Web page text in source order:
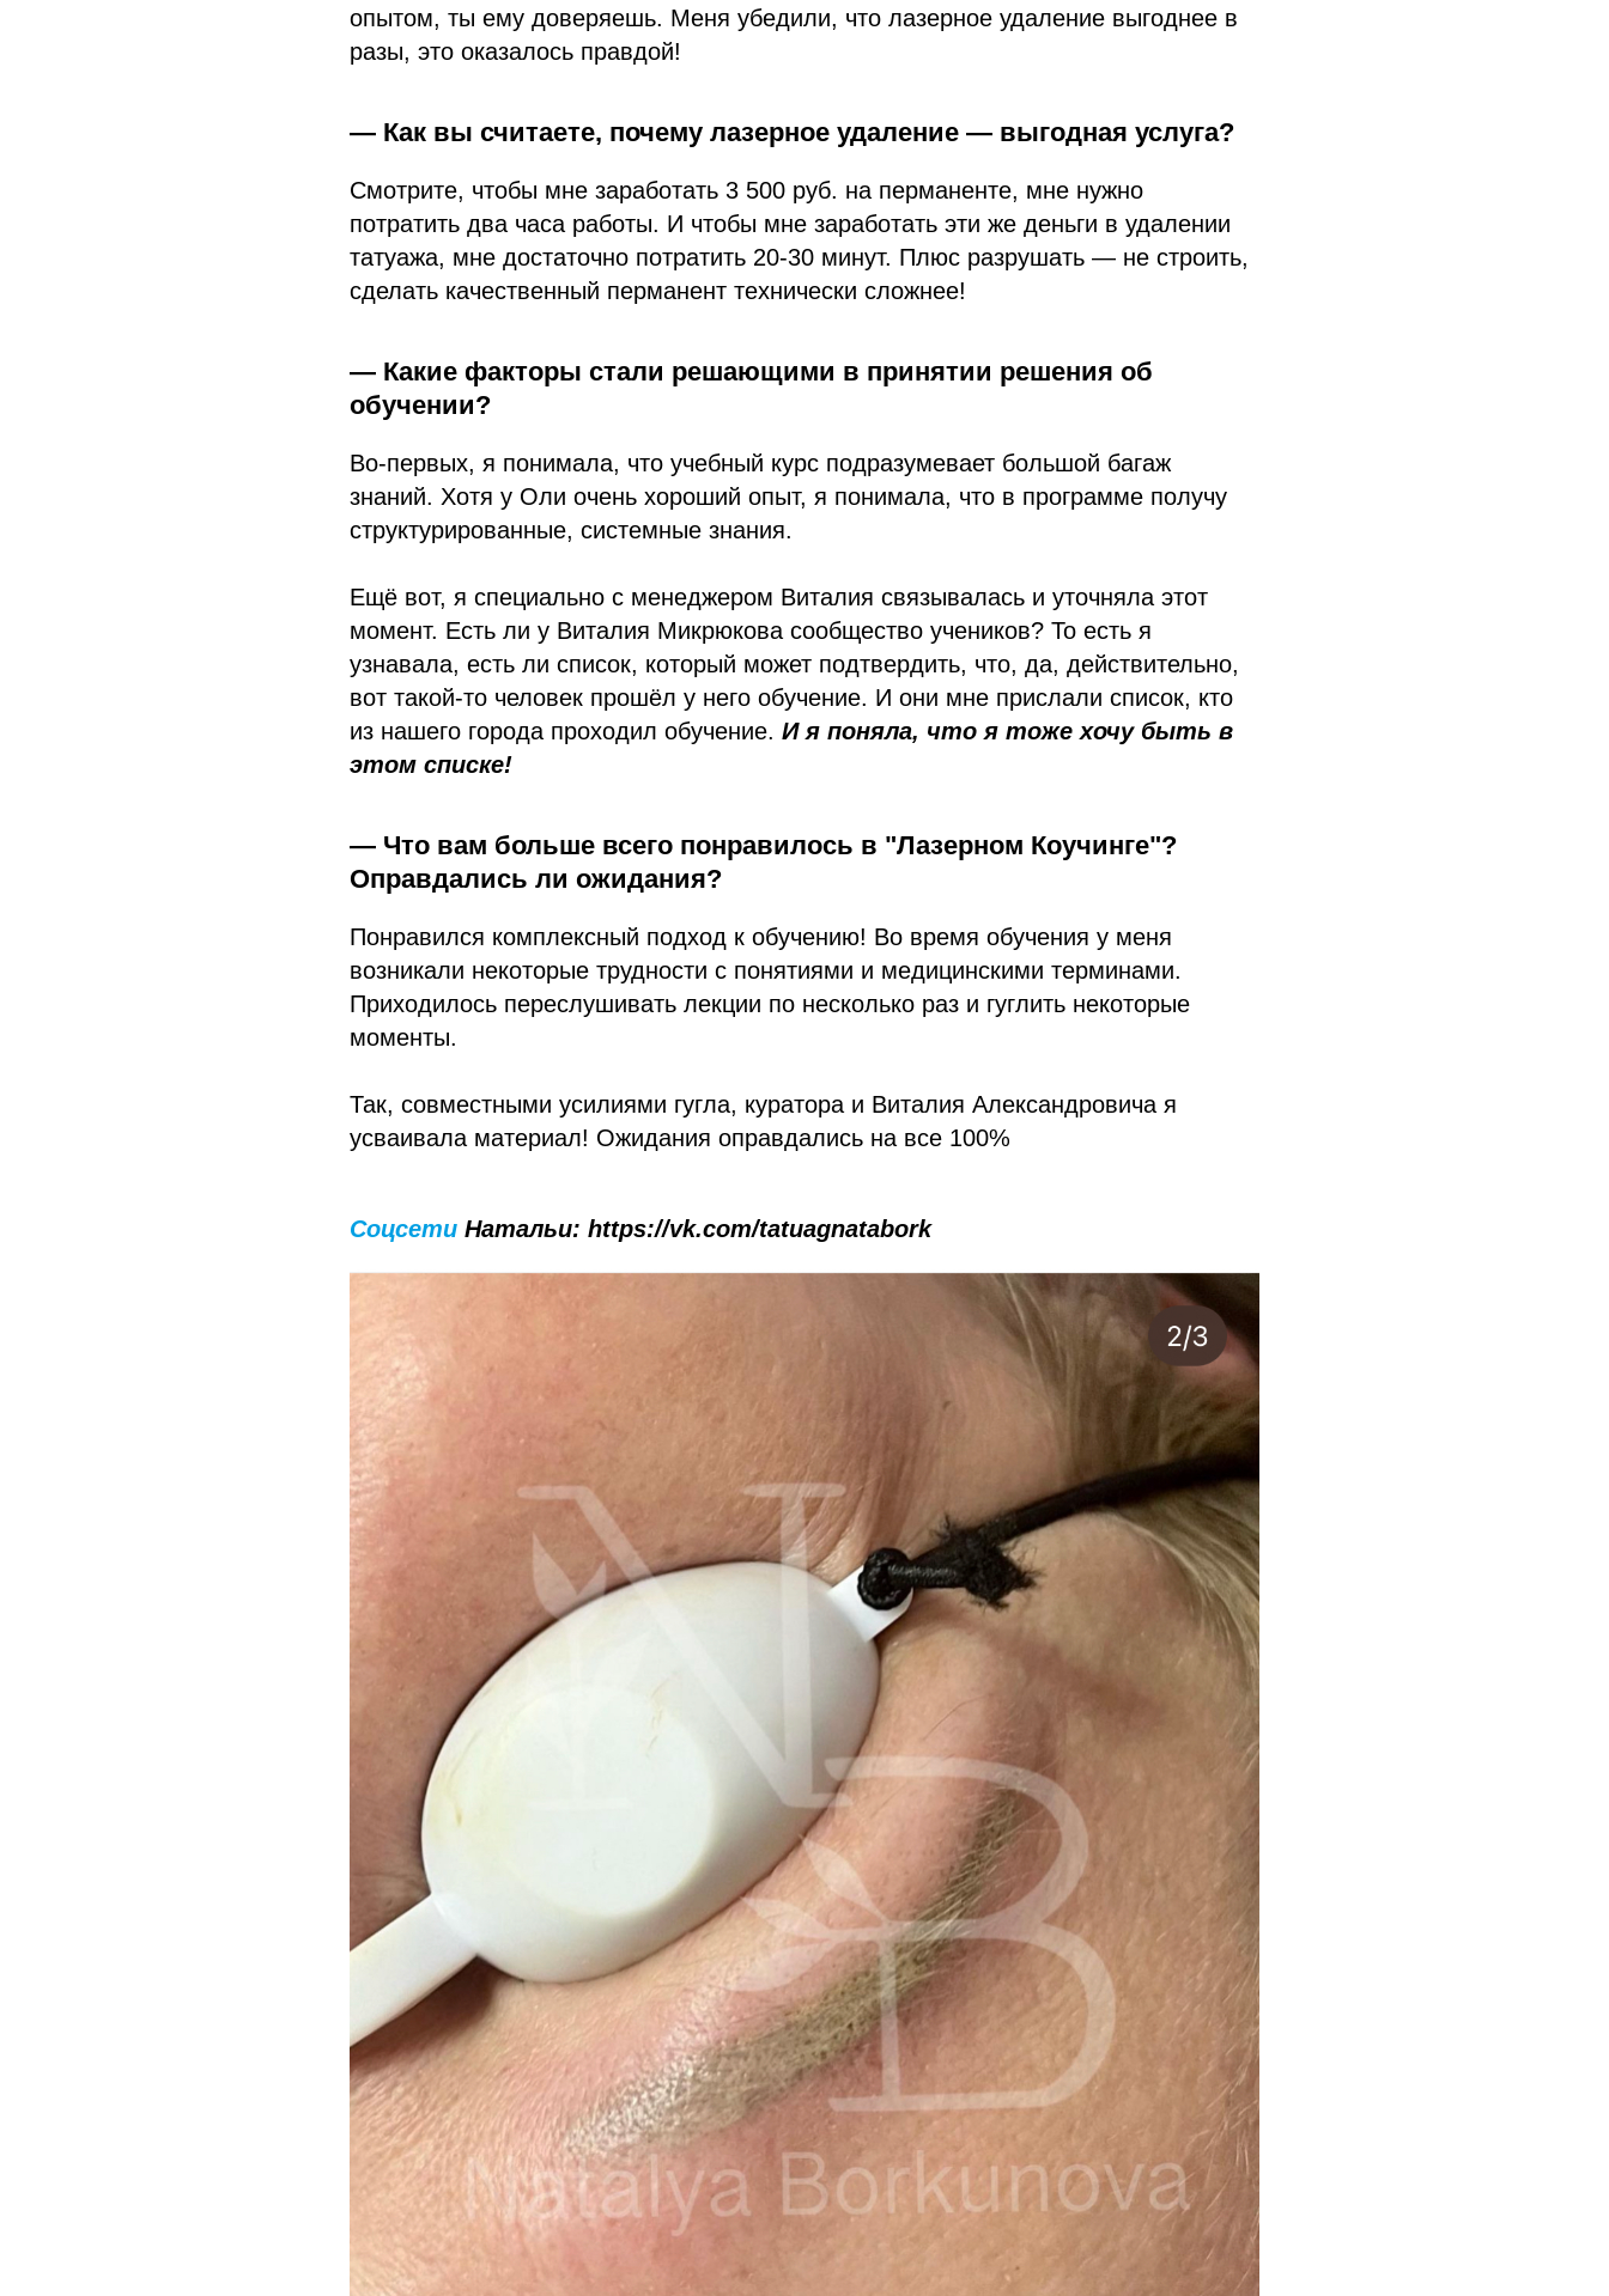
опытом, ты ему доверяешь. Меня убедили, что лазерное удаление выгоднее в
разы, это оказалось правдой!
— Как вы считаете, почему лазерное удаление — выгодная услуга?
Смотрите, чтобы мне заработать 3 500 руб. на перманенте, мне нужно
потратить два часа работы. И чтобы мне заработать эти же деньги в удалении
татуажа, мне достаточно потратить 20-30 минут. Плюс разрушать — не строить,
сделать качественный перманент технически сложнее!
— Какие факторы стали решающими в принятии решения об
обучении?
Во-первых, я понимала, что учебный курс подразумевает большой багаж
знаний. Хотя у Оли очень хороший опыт, я понимала, что в программе получу
структурированные, системные знания.
Ещё вот, я специально с менеджером Виталия связывалась и уточняла этот
момент. Есть ли у Виталия Микрюкова сообщество учеников? То есть я
узнавала, есть ли список, который может подтвердить, что, да, действительно,
вот такой-то человек прошёл у него обучение. И они мне прислали список, кто
из нашего города проходил обучение. И я поняла, что я тоже хочу быть в
этом списке!
— Что вам больше всего понравилось в "Лазерном Коучинге"?
Оправдались ли ожидания?
Понравился комплексный подход к обучению! Во время обучения у меня
возникали некоторые трудности с понятиями и медицинскими терминами.
Приходилось переслушивать лекции по несколько раз и гуглить некоторые
моменты.
Так, совместными усилиями гугла, куратора и Виталия Александровича я
усваивала материал! Ожидания оправдались на все 100%
Соцсети Натальи: https://vk.com/tatuagnatabork